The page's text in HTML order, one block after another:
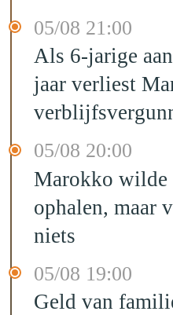
05/08 21:00
Als 6-jarige
jaar verliest
05/08 20:00
Marokko wilde
ophalen, maar
niets
05/08 19:00
Geld van